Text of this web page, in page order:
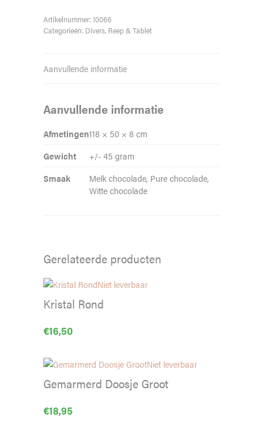
(4
stuks)
Artikelnummer: 10066
Categorieën: Divers, Reep & Tablet
Aanvullende informatie
Aanvullende informatie
Afmetingen118 × 50 × 8 cm
Gewicht
+/- 45 gram
Smaak
Melk chocolade, Pure chocolade,
Witte chocolade
Gerelateerde producten
Niet leverbaar
Kristal Rond
€16,50
Niet leverbaar
Gemarmerd Doosje Groot
€18,95